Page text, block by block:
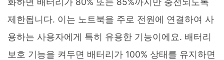
제한됩니다. 이는 노트북을 주로 전원에 연결하여 사
용하는 사용자에게 특히 유용한 기능이에요. 배터리
보호 기능을 켜두면 배터리가 100% 상태를 유지하면